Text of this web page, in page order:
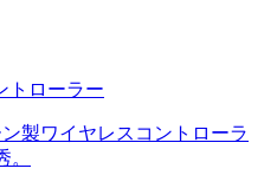
トローラー
製ワイヤレスコントローラ